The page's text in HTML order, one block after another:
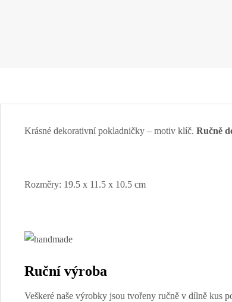
Krásné dekorativní pokladničky – motiv klíč. Ručně
Rozměry: 19.5 x 11.5 x 10.5 cm
Ruční výroba
Veškeré naše výrobky jsou tvořeny ručně v dílně kus